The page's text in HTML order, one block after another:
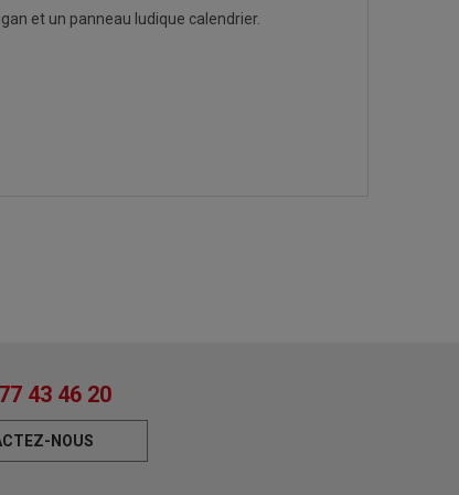
et un panneau ludique calendrier.
43 46 20
NOUS